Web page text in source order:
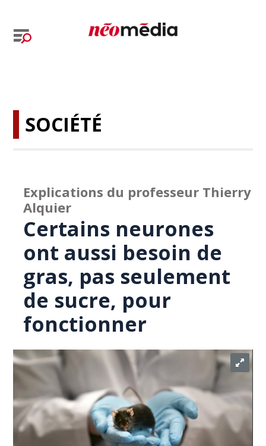
SOCIÉTÉ
Explications du professeur Thierry
Alquier
Certains neurones
ont aussi besoin de
gras, pas seulement
de sucre, pour
fonctionner